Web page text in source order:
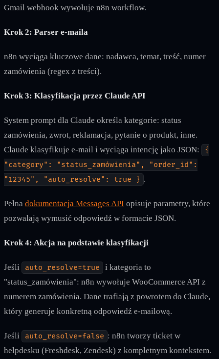
Gmail webhook wywołuje n8n workflow.
Krok 2: Parser e-maila
n8n wyciąga kluczowe dane: nadawca, temat, treść, numer
zamówienia (regex z treści).
Krok 3: Klasyfikacja przez Claude API
System prompt dla Claude określa kategorie: status
zamówienia, zwrot, reklamacja, pytanie o produkt, inne.
Claude klasyfikuje e-mail i wyciąga intencję jako JSON:
{
"category": "status_zamówienia", "order_id":
"12345", "auto_resolve": true } .
Pełna dokumentacja Messages API opisuje parametry, które
pozwalają wymusić odpowiedź w formacie JSON.
Krok 4: Akcja na podstawie klasyfikacji
Jeśli auto_resolve=true
i kategoria to
"status_zamówienia": n8n wywołuje WooCommerce API z
numerem zamówienia. Dane trafiają z powrotem do Claude,
który generuje konkretną odpowiedź e-mailową.
Jeśli auto_resolve=false : n8n tworzy ticket w
helpdesku (Freshdesk, Zendesk) z kompletnym kontekstem.